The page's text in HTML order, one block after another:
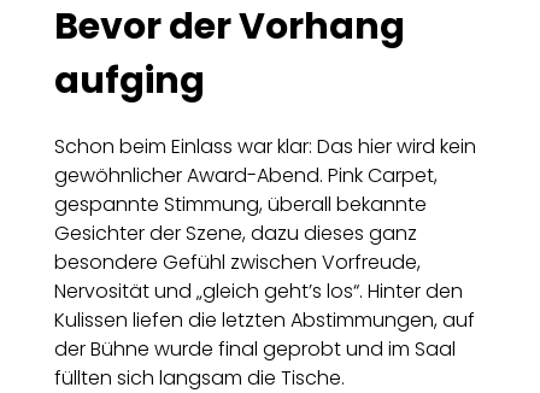
Bevor der Vorhang
aufging
Schon beim Einlass war klar: Das hier wird kein
gewöhnlicher Award-Abend. Pink Carpet,
gespannte Stimmung, überall bekannte
Gesichter der Szene, dazu dieses ganz
besondere Gefühl zwischen Vorfreude,
Nervosität und „gleich geht’s los“. Hinter den
Kulissen liefen die letzten Abstimmungen, auf
der Bühne wurde final geprobt und im Saal
füllten sich langsam die Tische.